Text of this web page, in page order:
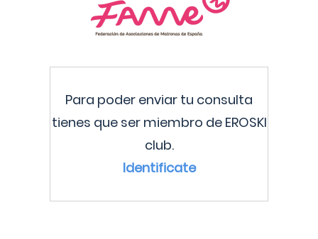
Para poder enviar tu consulta
tienes que ser miembro de EROSKI
club.
Identificate